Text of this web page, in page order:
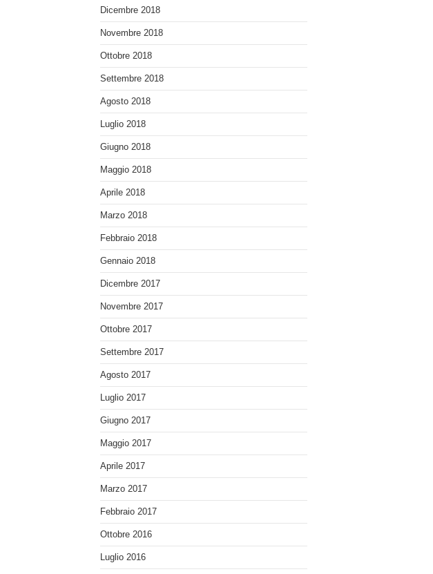
Dicembre 2018
Novembre 2018
Ottobre 2018
Settembre 2018
Agosto 2018
Luglio 2018
Giugno 2018
Maggio 2018
Aprile 2018
Marzo 2018
Febbraio 2018
Gennaio 2018
Dicembre 2017
Novembre 2017
Ottobre 2017
Settembre 2017
Agosto 2017
Luglio 2017
Giugno 2017
Maggio 2017
Aprile 2017
Marzo 2017
Febbraio 2017
Ottobre 2016
Luglio 2016